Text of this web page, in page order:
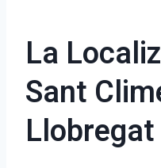
La
Sant
Llobregat